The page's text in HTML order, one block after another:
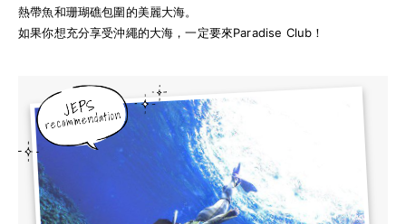
熱帶魚和珊瑚礁包圍的美麗大海。
如果你想充分享受沖繩的大海，一定要來Paradise Club！